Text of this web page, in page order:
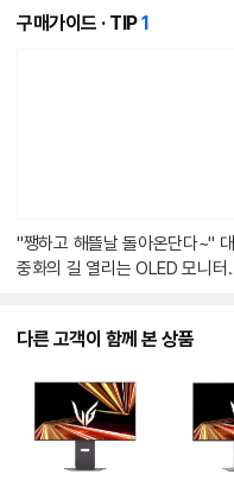
구매가이드 · TIP1개
"쨍하고 해뜰날 돌아온단다~" 대
중화의 길 열리는 OLED 모니터
다른 고객이 함께 본 상품